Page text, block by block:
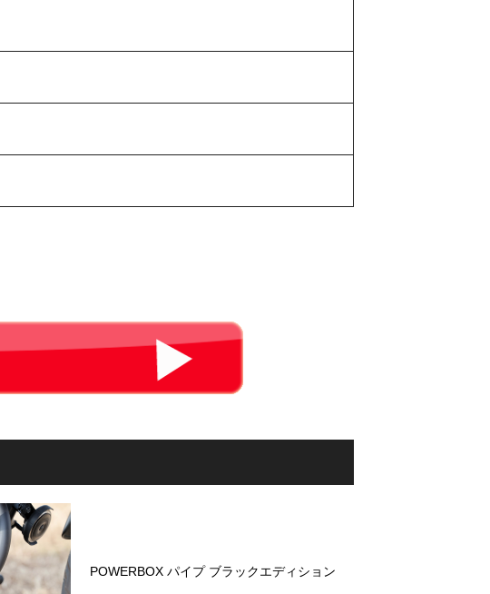
POWERBOX パイプ ブラックエディション